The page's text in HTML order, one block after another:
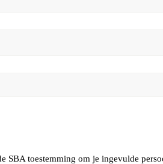
SBA toestemming om je ingevulde